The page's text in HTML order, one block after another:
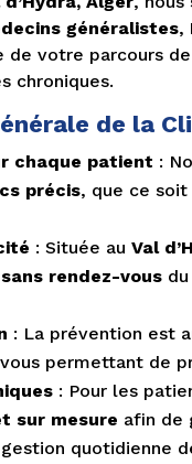
généralistes,
de votre parcours
chroniques.
de la
chaque patient :
précis, que ce
: Située auVal
rendez-vous
: La prévention est
permettant de
: Pour les
sur mesure afin de